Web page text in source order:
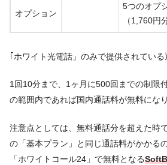
オプション
5つのオプ
（1,760円
｢ホワイト光電話」のみで提供されてい
1回10分まで、1ヶ月に500回までの制限
の範囲内であれば国内通話料が無料になり
注意点としては、無料通話分を超えた時
の「基本プラン」と同じ通話料がかかる
「ホワイトコール24」で無料となる